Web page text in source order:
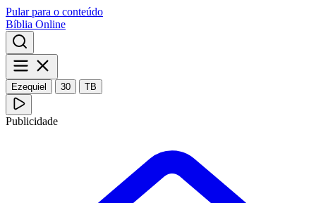
Pular para o conteúdo
Bíblia Online
Ezequiel 30 TB
Publicidade